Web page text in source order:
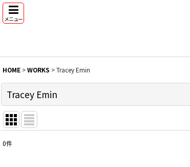
メニュー
HOME >WORKS >Tracey Emin
Tracey Emin
0件